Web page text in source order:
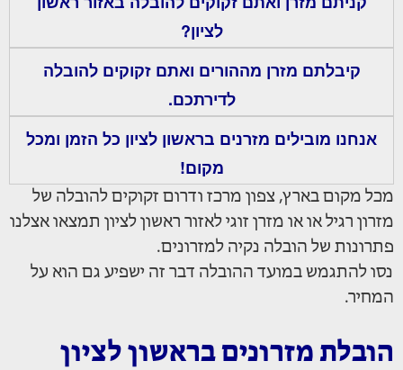
לציון?
קיבלתם מזרן מההורים ואתם זקוקים להובלה
לדירתכם.
אנחנו מובילים מזרנים בראשון לציון כל הזמן ומכל
מקום!
מכל מקום בארץ, צפון מרכז ודרום זקוקים להובלה של
מזרון רגיל או או מזרן זוגי לאזור ראשון לציון תמצאו אצלנו
פתרונות של הובלה נקיה למזרונים.
נסו להתגמש במועד ההובלה דבר זה ישפיע גם הוא על
המחיר.
הובלת מזרונים בראשון לציון